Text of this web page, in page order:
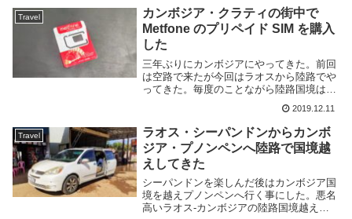
る。川までは徒歩30秒程度だ。...
Travel
カンボジア・クラティの街中で
Metfone のプリペイド SIM を購入
した
三年ぶりにカンボジアにやってきた。前回
は空路で来たが今回はラオスから陸路でや
ってきた。毎度のことながら陸路国境は面
きことの一つに現地のプリペイドSIMの入
手がある。カンボジアは旅行者も多いこと
から簡単に...
2019.12.11
Travel
ラオス・シーパンドンからカンボ
ジア・プノンペンへ陸路で国境越
えしてきた
シーパンドンを楽しんだ後はカンボジア国
境を越えプノンペンへ行く事にした。悪名
高いラオス-カンボジアの陸路国境越えで